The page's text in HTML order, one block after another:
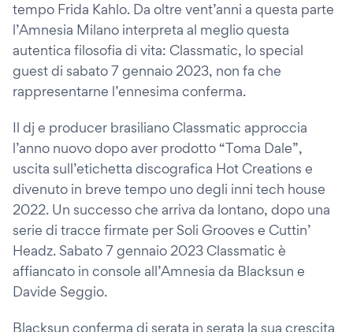
tempo Frida Kahlo. Da oltre vent’anni a questa parte
l’Amnesia Milano interpreta al meglio questa
autentica filosofia di vita: Classmatic, lo special
guest di sabato 7 gennaio 2023, non fa che
rappresentarne l’ennesima conferma.
Il dj e producer brasiliano Classmatic approccia
l’anno nuovo dopo aver prodotto “Toma Dale”,
uscita sull’etichetta discografica Hot Creations e
divenuto in breve tempo uno degli inni tech house
2022. Un successo che arriva da lontano, dopo una
serie di tracce firmate per Soli Grooves e Cuttin’
Headz. Sabato 7 gennaio 2023 Classmatic è
affiancato in console all’Amnesia da Blacksun e
Davide Seggio.
Blacksun conferma di serata in serata la sua crescita